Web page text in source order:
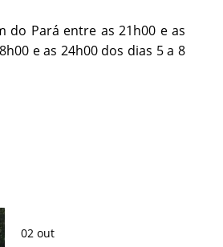
do Pará entre as 21h00 e as
e as 24h00 dos dias 5 a 8
02 out